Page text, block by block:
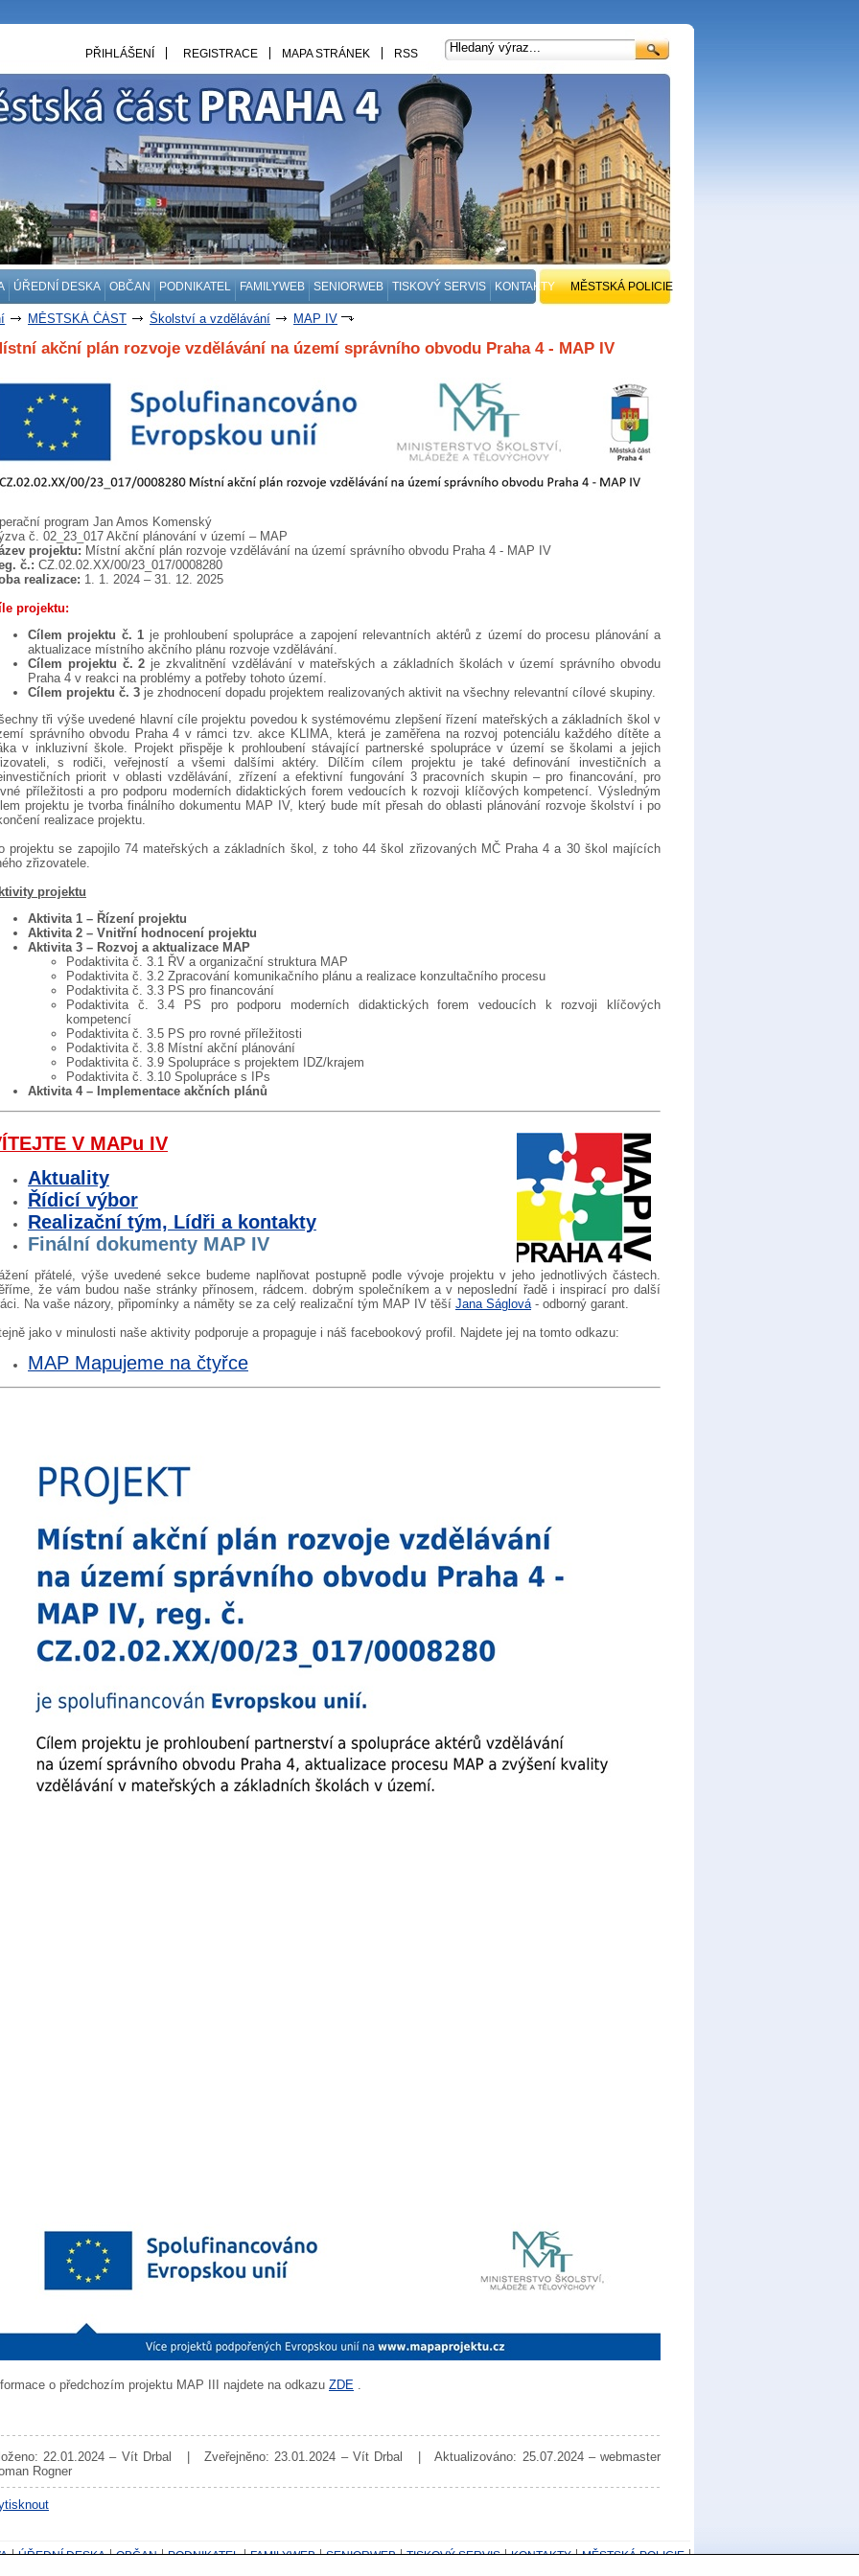
ÚŘEDNÍ DESKA OBČAN PODNIKATEL FAMILYWEB SENIORWEB TISKOVÝ SERVIS KONTAKTY MĚSTSKÁ POLICIE
PŘIHLÁŠENÍ REGISTRACE MAPA STRÁNEK RSS
MĚSTSKÁ ČÁST Školství a vzdělávání MAP IV
akční plán rozvoje vzdělávání na území správního obvodu Praha 4 - MAP IV
program Jan Amos Komenský
č. 02_23_017 Akční plánování v území – MAP
projektu: Místní akční plán rozvoje vzdělávání na území správního obvodu Praha 4 - MAP IV
č.: CZ.02.02.XX/00/23_017/0008280
realizace: 1. 1. 2024 – 31. 12. 2025
projektu:
Cílem projektu č. 1 je prohloubení spolupráce a zapojení relevantních aktérů z území do procesu plánování a
aktualizace místního akčního plánu rozvoje vzdělávání.
Cílem projektu č. 2 je zkvalitnění vzdělávání v mateřských a základních školách v území správního obvodu
Praha 4 v reakci na problémy a potřeby tohoto území.
Cílem projektu č. 3 je zhodnocení dopadu projektem realizovaných aktivit na všechny relevantní cílové skupiny.
tři výše uvedené hlavní cíle projektu povedou k systémovému zlepšení řízení mateřských a základních škol v
správního obvodu Praha 4 v rámci tzv. akce KLIMA, která je zaměřena na rozvoj potenciálu každého dítěte a
v inkluzivní škole. Projekt přispěje k prohloubení stávající partnerské spolupráce v území se školami a jejich
s rodiči, veřejností a všemi dalšími aktéry. Dílčím cílem projektu je také definování investičních a
priorit v oblasti vzdělávání, zřízení a efektivní fungování 3 pracovních skupin – pro financování, pro
příležitosti a pro podporu moderních didaktických forem vedoucích k rozvoji klíčových kompetencí. Výsledným
projektu je tvorba finálního dokumentu MAP IV, který bude mít přesah do oblasti plánování rozvoje školství i po
realizace projektu.
projektu se zapojilo 74 mateřských a základních škol, z toho 44 škol zřizovaných MČ Praha 4 a 30 škol majících
zřizovatele.
projektu
Aktivita 1 – Řízení projektu
Aktivita 2 – Vnitřní hodnocení projektu
Aktivita 3 – Rozvoj a aktualizace MAP
Podaktivita č. 3.1 ŘV a organizační struktura MAP
Podaktivita č. 3.2 Zpracování komunikačního plánu a realizace konzultačního procesu
Podaktivita č. 3.3 PS pro financování
Podaktivita č. 3.4 PS pro podporu moderních didaktických forem vedoucích k rozvoji klíčových
kompetencí
Podaktivita č. 3.5 PS pro rovné příležitosti
Podaktivita č. 3.8 Místní akční plánování
Podaktivita č. 3.9 Spolupráce s projektem IDZ/krajem
Podaktivita č. 3.10 Spolupráce s IPs
Aktivita 4 – Implementace akčních plánů
V MAPu IV
Aktuality
Řídicí výbor
Realizační tým, Lídři a kontakty
Finální dokumenty MAP IV
přátelé, výše uvedené sekce budeme naplňovat postupně podle vývoje projektu v jeho jednotlivých částech.
že vám budou naše stránky přínosem, rádcem. dobrým společníkem a v neposlední řadě i inspirací pro další
Na vaše názory, připomínky a náměty se za celý realizační tým MAP IV těší Jana Ságlová- odborný garant.
jako v minulosti naše aktivity podporuje a propaguje i náš facebookový profil. Najdete jej na tomto odkazu:
MAP Mapujeme na čtyřce
o předchozím projektu MAP III najdete na odkazu ZDE
22.01.2024 – Vít Drbal | Zveřejněno: 23.01.2024 – Vít Drbal | Aktualizováno: 25.07.2024 – webmaster
Rogner
ÚŘEDNÍ DESKA OBČAN PODNIKATEL FAMILYWEB SENIORWEB TISKOVÝ SERVIS KONTAKTY MĚSTSKÁ POLICIE